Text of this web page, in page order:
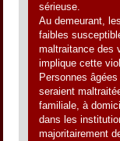
sérieuse.
Au demeurant,
faibles
maltraitance des
implique cette
Personnes
seraient
familiale, à
dans les
majoritairement